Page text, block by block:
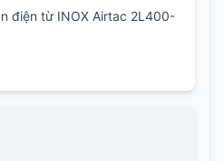
điện từ INOX Airtac 2L400-